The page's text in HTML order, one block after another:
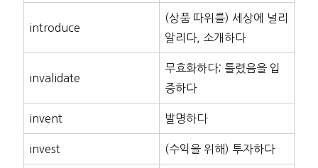
introduce
(상품 따위를) 세상에 널리
알리다, 소개하다
invalidate
무효화하다; 틀렸음을 입
증하다
invent 발명하다
invest (수익을 위해) 투자하다